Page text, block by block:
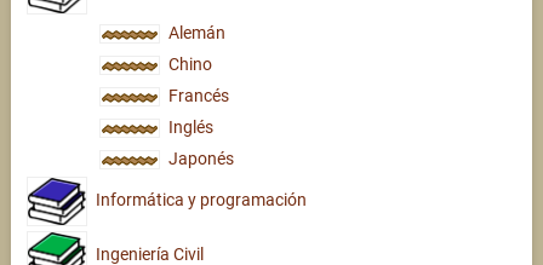
Alemán
Chino
Francés
Inglés
Japonés
Informática y programación
Ingeniería Civil